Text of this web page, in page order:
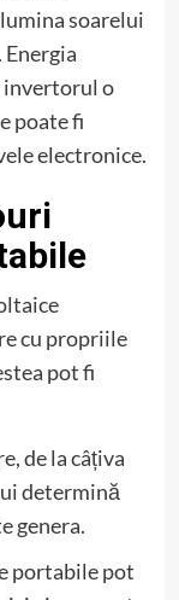
soarelui
invertorul o
poate fi
electronice.
cu propriile
pot fi
de la câțiva
determină
genera.
portabile pot